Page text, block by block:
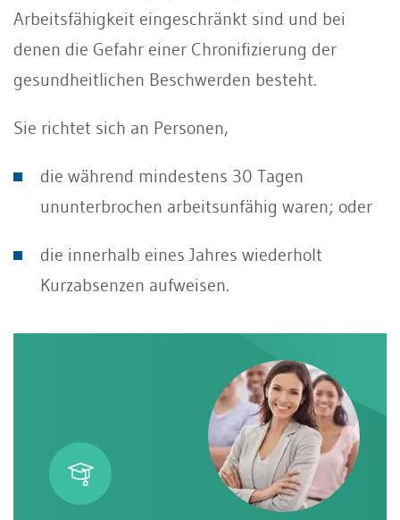
Arbeitsfähigkeit eingeschränkt sind und bei
denen die Gefahr einer Chronifizierung der
gesundheitlichen Beschwerden besteht.
Sie richtet sich an Personen,
die während mindestens 30 Tagen
ununterbrochen arbeitsunfähig waren; oder
die innerhalb eines Jahres wiederholt
Kurzabsenzen aufweisen.